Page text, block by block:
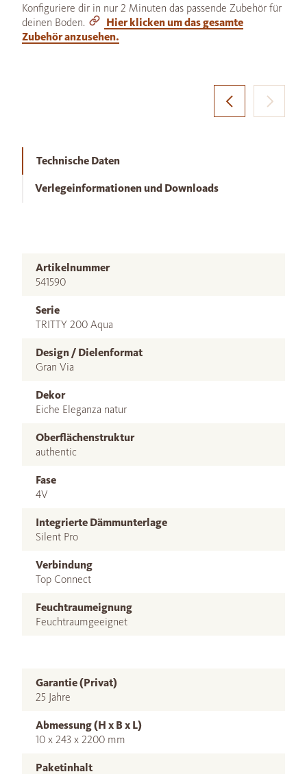
Konfiguriere dir in nur 2 Minuten das passende Zubehör für
deinen Boden.
Hier klicken um das gesamte
Zubehör anzusehen.
Technische Daten
Verlegeinformationen und Downloads
Artikelnummer
541590
Serie
TRITTY 200 Aqua
Design / Dielenformat
Gran Via
Dekor
Eiche Eleganza natur
Oberflächenstruktur
authentic
Fase
4V
Integrierte Dämmunterlage
Silent Pro
Verbindung
Top Connect
Feuchtraumeignung
Feuchtraumgeeignet
Garantie (Privat)
25 Jahre
Abmessung (H x B x L)
10 x 243 x 2200 mm
Paketinhalt